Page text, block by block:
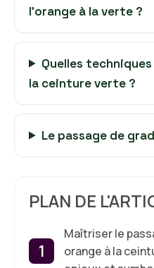
l’orange à la verte ?
Quelles
la ceinture verte ?
Le passage de
PLAN DE
Maîtriser le
orange à la